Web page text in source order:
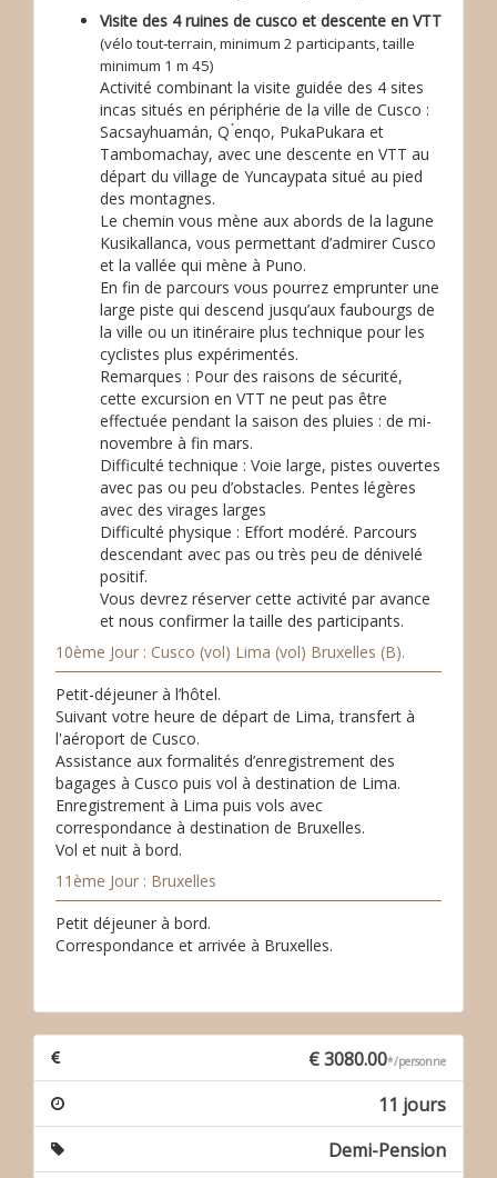
Visite des 4 ruines de cusco et descente en VTT
(vélo tout-terrain, minimum 2 participants, taille
minimum 1 m 45)
Activité combinant la visite guidée des 4 sites
incas situés en périphérie de la ville de Cusco :
Sacsayhuamán, Q ́enqo, PukaPukara et
Tambomachay, avec une descente en VTT au
départ du village de Yuncaypata situé au pied
des montagnes.
Le chemin vous mène aux abords de la lagune
Kusikallanca, vous permettant d’admirer Cusco
et la vallée qui mène à Puno.
En fin de parcours vous pourrez emprunter une
large piste qui descend jusqu’aux faubourgs de
la ville ou un itinéraire plus technique pour les
cyclistes plus expérimentés.
Remarques : Pour des raisons de sécurité,
cette excursion en VTT ne peut pas être
effectuée pendant la saison des pluies : de mi-
novembre à fin mars.
Difficulté technique : Voie large, pistes ouvertes
avec pas ou peu d’obstacles. Pentes légères
avec des virages larges
Difficulté physique : Effort modéré. Parcours
descendant avec pas ou très peu de dénivelé
positif.
Vous devrez réserver cette activité par avance
et nous confirmer la taille des participants.
10ème Jour : Cusco (vol) Lima (vol) Bruxelles (B).
Petit-déjeuner à l’hôtel.
Suivant votre heure de départ de Lima, transfert à
l'aéroport de Cusco.
Assistance aux formalités d’enregistrement des
bagages à Cusco puis vol à destination de Lima.
Enregistrement à Lima puis vols avec
correspondance à destination de Bruxelles.
Vol et nuit à bord.
11ème Jour : Bruxelles
Petit déjeuner à bord.
Correspondance et arrivée à Bruxelles.
€ 3080.00*/personne
11 jours
Demi-Pension